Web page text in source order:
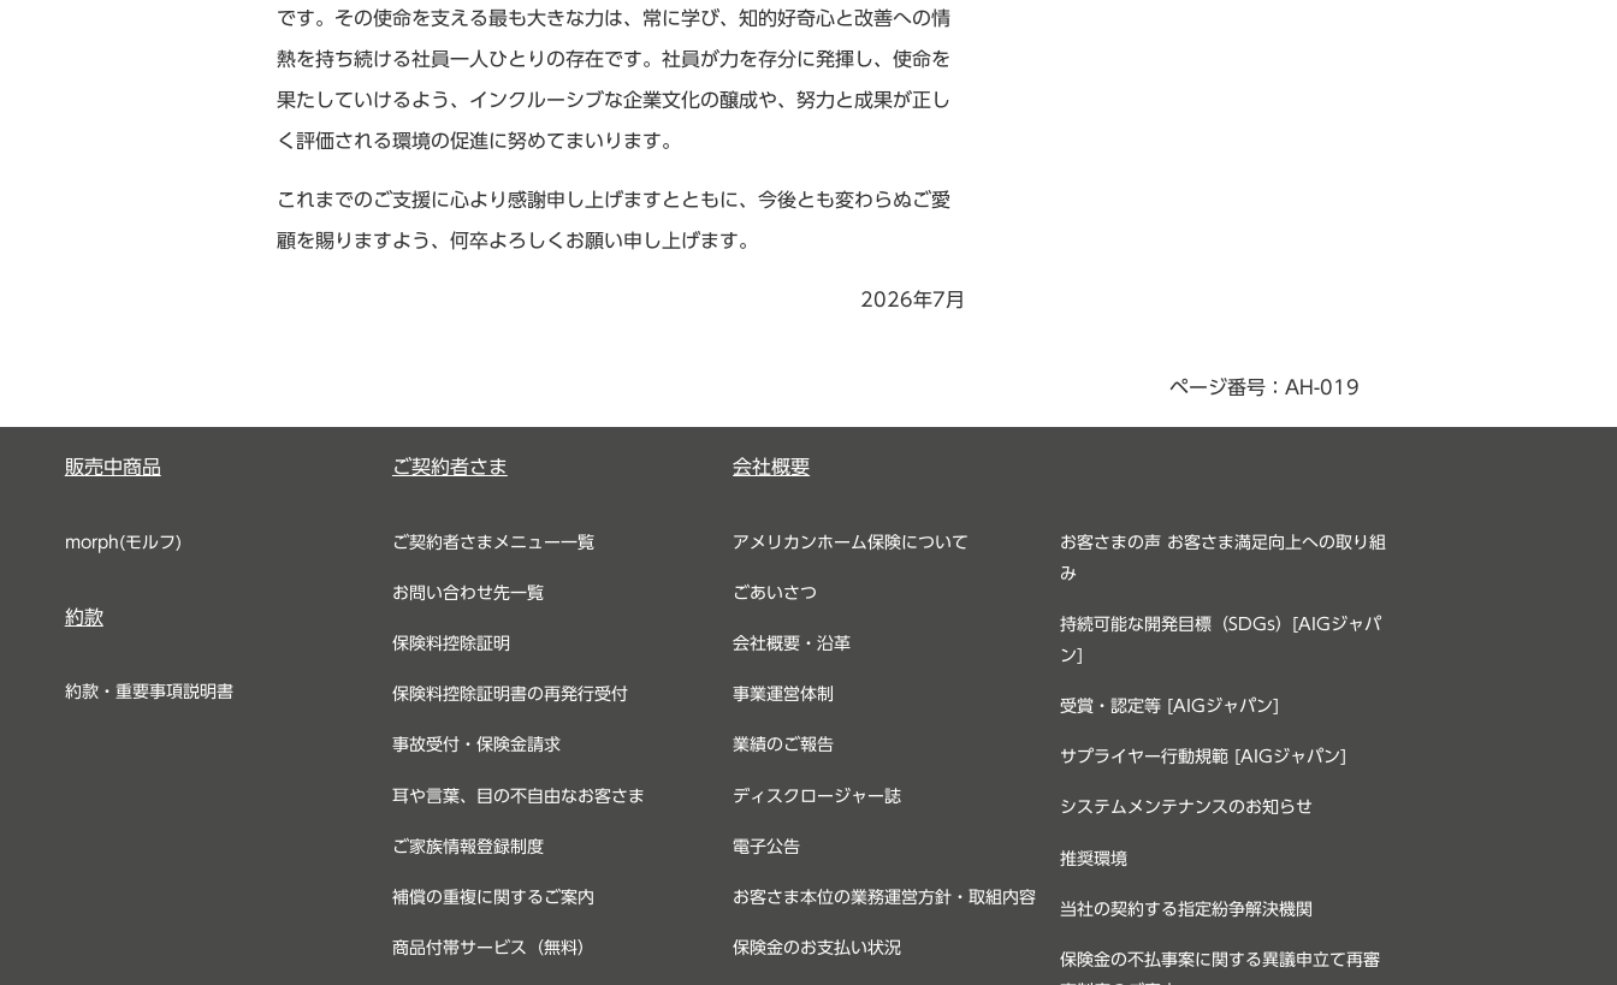
です。その使命を支える最も大きな力は、常に学び、知的好奇心と改善への情
熱を持ち続ける社員一人ひとりの存在です。社員が力を存分に発揮し、使命を
果たしていけるよう、インクルーシブな企業文化の醸成や、努力と成果が正し
く評価される環境の促進に努めてまいります。
これまでのご支援に心より感謝申し上げますとともに、今後とも変わらぬご愛
顧を賜りますよう、何卒よろしくお願い申し上げます。
2026年7月
ページ番号：AH-019
販売中商品
morph(モルフ)
約款
約款・重要事項説明書
ご契約者さま
ご契約者さまメニュー一覧
お問い合わせ先一覧
保険料控除証明
保険料控除証明書の再発行受付
事故受付・保険金請求
耳や言葉、目の不自由なお客さま
ご家族情報登録制度
補償の重複に関するご案内
商品付帯サービス（無料）
会社概要
アメリカンホーム保険について
ごあいさつ
会社概要・沿革
事業運営体制
業績のご報告
ディスクロージャー誌
電子公告
お客さま本位の業務運営方針・取組内容
保険金のお支払い状況
お客さまの声 お客さま満足向上への取り組
み
持続可能な開発目標（SDGs）[AIGジャパ
ン]
受賞・認定等 [AIGジャパン]
サプライヤー行動規範 [AIGジャパン]
システムメンテナンスのお知らせ
推奨環境
当社の契約する指定紛争解決機関
保険金の不払事案に関する異議申立て再審